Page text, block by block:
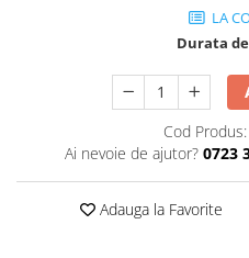
Capiteluri semicoloane
Piedestaluri semicoloane
Trunchiuri semicoloane
Mulaje de interior
Rozete de interior
LA
Durata
Cod Produs:
Ai nevoie de ajutor? 0723
Adauga la Favorite